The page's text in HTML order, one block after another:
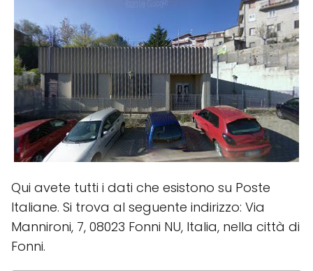
Qui avete tutti i dati che esistono su Poste
Italiane. Si trova al seguente indirizzo: Via
Mannironi, 7, 08023 Fonni NU, Italia, nella città di
Fonni.